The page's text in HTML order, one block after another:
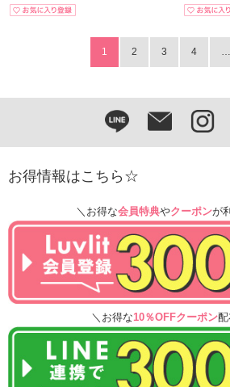
1 2 3 4 …
お得情報はこちら☆
＼お得な会員特典やクーポンが
＼お得な10％OFFクーポン